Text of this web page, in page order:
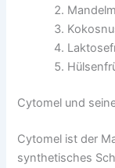
Cytomel und
Cytomel ist der
synthetisches